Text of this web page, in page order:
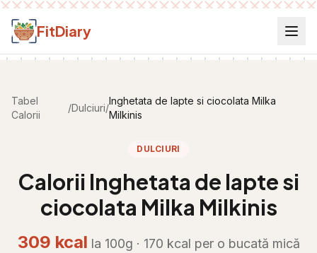
Salt la conținut
FitDiary
Tabel
Calorii
/Dulciuri/
Inghetata de lapte si ciocolata Milka
Milkinis
DULCIURI
Calorii Inghetata de lapte si
ciocolata Milka Milkinis
309 kcal la 100g · 170 kcal per o bucată mică